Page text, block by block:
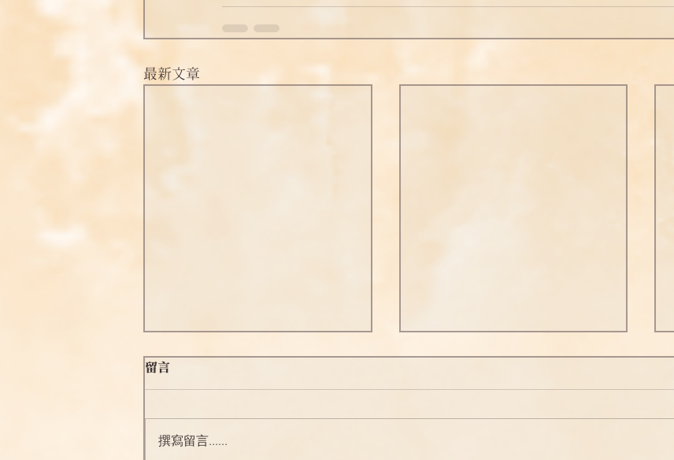
最新文章
【淨土問答釋疑】2025.4.19
問：釋尊在摩竭陀國王宮內，為
惱法時，無量壽佛住立空中，觀
留言
撰寫留言......